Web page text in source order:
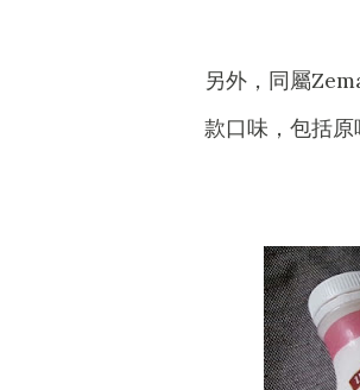
另外，同屬
款口味，包括原